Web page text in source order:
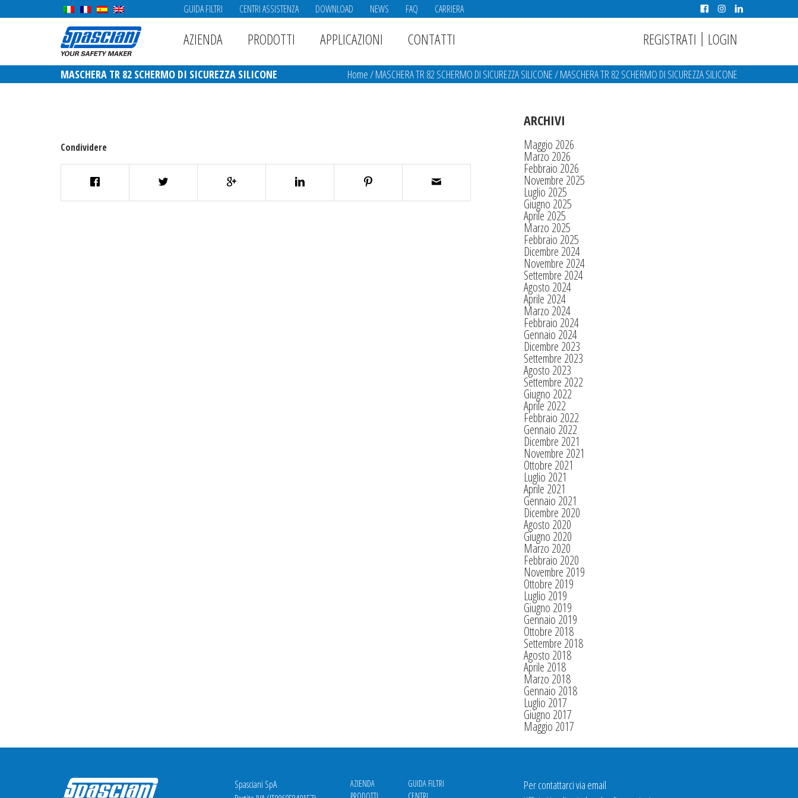
GUIDA FILTRI CENTRI ASSISTENZA DOWNLOAD NEWS FAQ CARRIERA
AZIENDA PRODOTTI APPLICAZIONI CONTATTI REGISTRATI | LOGIN
MASCHERA TR 82 SCHERMO DI SICUREZZA SILICONE Home/MASCHERA TR 82 SCHERMO DI SICUREZZA SILICONE/MASCHERA TR 82 SCHERMO DI SICUREZZA SILICONE
Condividere
ARCHIVI
Maggio 2026
Marzo 2026
Febbraio 2026
Novembre 2025
Luglio 2025
Giugno 2025
Aprile 2025
Marzo 2025
Febbraio 2025
Dicembre 2024
Novembre 2024
Settembre 2024
Agosto 2024
Aprile 2024
Marzo 2024
Febbraio 2024
Gennaio 2024
Dicembre 2023
Settembre 2023
Agosto 2023
Settembre 2022
Giugno 2022
Aprile 2022
Febbraio 2022
Gennaio 2022
Dicembre 2021
Novembre 2021
Ottobre 2021
Luglio 2021
Aprile 2021
Gennaio 2021
Dicembre 2020
Agosto 2020
Giugno 2020
Marzo 2020
Febbraio 2020
Novembre 2019
Ottobre 2019
Luglio 2019
Giugno 2019
Gennaio 2019
Ottobre 2018
Settembre 2018
Agosto 2018
Aprile 2018
Marzo 2018
Gennaio 2018
Luglio 2017
Giugno 2017
Maggio 2017
Spasciani SpA
AZIENDA
GUIDA FILTRI
Per contattarci via email